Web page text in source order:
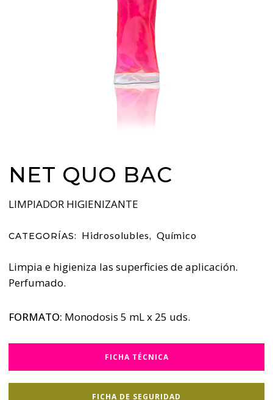
NET QUO BAC
LIMPIADOR HIGIENIZANTE
CATEGORÍAS: Hidrosolubles, Químico
Limpia e higieniza las superficies de aplicación.
Perfumado.
FORMATO: Monodosis 5 mL x 25 uds.
FICHA TÉCNICA
FICHA DE SEGURIDAD